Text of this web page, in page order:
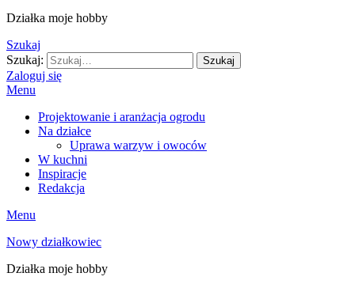
Działka moje hobby
Szukaj
Szukaj:
Szukaj
Zaloguj się
Menu
Projektowanie i aranżacja ogrodu
Na działce
Uprawa warzyw i owoców
W kuchni
Inspiracje
Redakcja
Menu
Nowy działkowiec
Działka moje hobby